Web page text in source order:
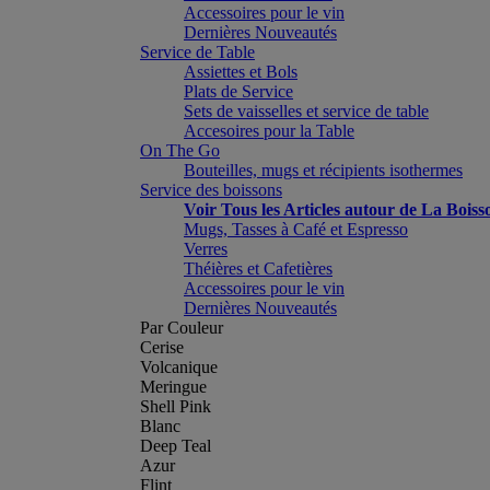
Accessoires pour le vin
Dernières Nouveautés
Service de Table
Assiettes et Bols
Plats de Service
Sets de vaisselles et service de table
Accesoires pour la Table
On The Go
Bouteilles, mugs et récipients isothermes
Service des boissons
Voir Tous les Articles autour de La
Mugs, Tasses à Café et Espresso
Verres
Théières et Cafetières
Accessoires pour le vin
Dernières Nouveautés
Par Couleur
Cerise
Volcanique
Meringue
Shell Pink
Blanc
Deep Teal
Azur
Flint